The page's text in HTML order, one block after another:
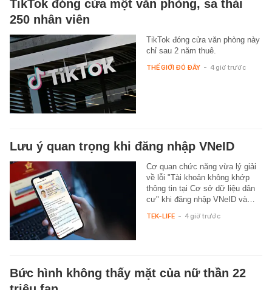
TikTok đóng cửa một văn phòng, sa thải
250 nhân viên
TikTok đóng cửa văn phòng này
chỉ sau 2 năm thuê.
THẾ GIỚI ĐÓ ĐÂY - 4 giờ trước
Lưu ý quan trọng khi đăng nhập VNeID
Cơ quan chức năng vừa lý giải
về lỗi "Tài khoản không khớp
thông tin tại Cơ sở dữ liệu dân
cư" khi đăng nhập VNeID và…
TEK-LIFE - 4 giờ trước
Bức hình không thấy mặt của nữ thần 22